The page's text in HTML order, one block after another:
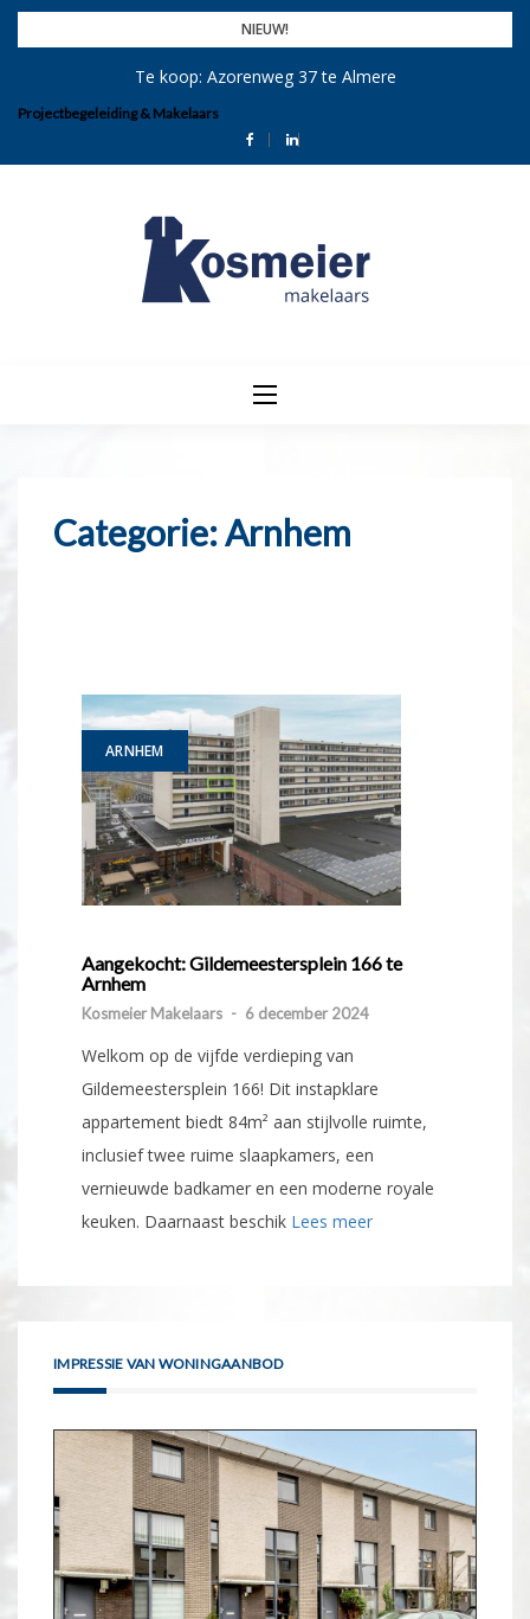
Skip
NIEUW!
Te koop: Azorenweg 37 te Almere
Projectbegeleiding & Makelaars
Categorie:Arnhem
ARNHEM
Aangekocht: Gildemeestersplein 166 te
Arnhem
Kosmeier Makelaars - 6 december 2024
Welkom op de vijfde verdieping van
Gildemeestersplein 166! Dit instapklare
appartement biedt 84m² aan stijlvolle ruimte,
inclusief twee ruime slaapkamers, een
vernieuwde badkamer en een moderne royale
keuken. Daarnaast beschik Lees meer
IMPRESSIE VAN WONINGAANBOD